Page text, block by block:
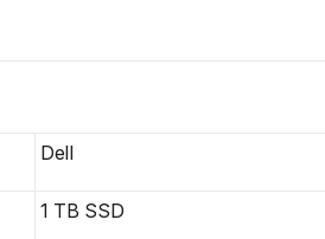
Dell
1 TB SSD